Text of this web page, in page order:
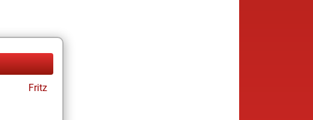
Fritz